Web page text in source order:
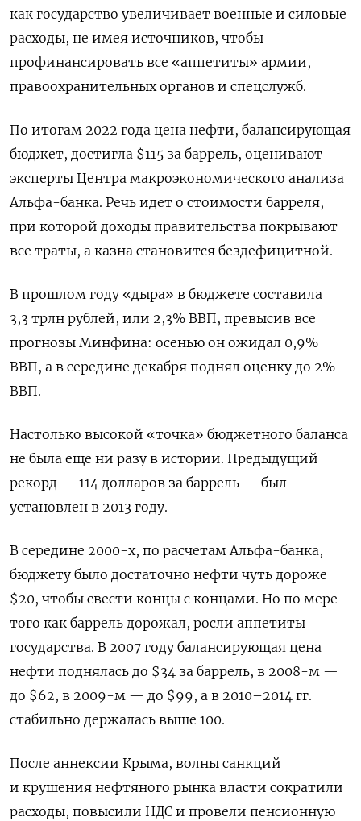
как государство увеличивает военные и силовые
расходы, не имея источников, чтобы
профинансировать все «аппетиты» армии,
правоохранительных органов и спецслужб.
По итогам 2022 года цена нефти, балансирующая
бюджет, достигла $115 за баррель, оценивают
эксперты Центра макроэкономического анализа
Альфа-банка. Речь идет о стоимости барреля,
при которой доходы правительства покрывают
все траты, а казна становится бездефицитной.
В прошлом году «дыра» в бюджете составила
3,3 трлн рублей, или 2,3% ВВП, превысив все
прогнозы Минфина: осенью он ожидал 0,9%
ВВП, а в середине декабря поднял оценку до 2%
ВВП.
Настолько высокой «точка» бюджетного баланса
не была еще ни разу в истории. Предыдущий
рекорд — 114 долларов за баррель — был
установлен в 2013 году.
В середине 2000-х, по расчетам Альфа-банка,
бюджету было достаточно нефти чуть дороже
$20, чтобы свести концы с концами. Но по мере
того как баррель дорожал, росли аппетиты
государства. В 2007 году балансирующая цена
нефти поднялась до $34 за баррель, в 2008-м —
до $62, в 2009-м — до $99, а в 2010–2014 гг.
стабильно держалась выше 100.
После аннексии Крыма, волны санкций
и крушения нефтяного рынка власти сократили
расходы, повысили НДС и провели пенсионную